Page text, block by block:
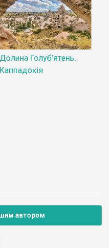
Долина Голуб’ятень.
Каппадокія
автором